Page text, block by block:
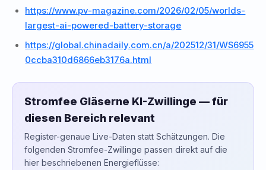
https://www.pv-magazine.com/2026/02/05/worlds-
largest-ai-powered-battery-storage
https://global.chinadaily.com.cn/a/202512/31/WS6955
0ccba310d6866eb3176a.html
Stromfee Gläserne KI-Zwillinge — für
diesen Bereich relevant
Register-genaue Live-Daten statt Schätzungen. Die
folgenden Stromfee-Zwillinge passen direkt auf die
hier beschriebenen Energieflüsse: